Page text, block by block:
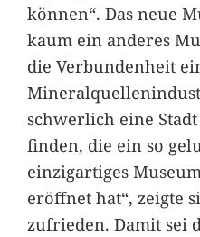
können“. Das neue
kaum ein anderes
die Verbundenheit
schwerlich eine
finden, die ein so
einzigartiges
eröffnet hat“, zeigte
zufrieden. Damit sei